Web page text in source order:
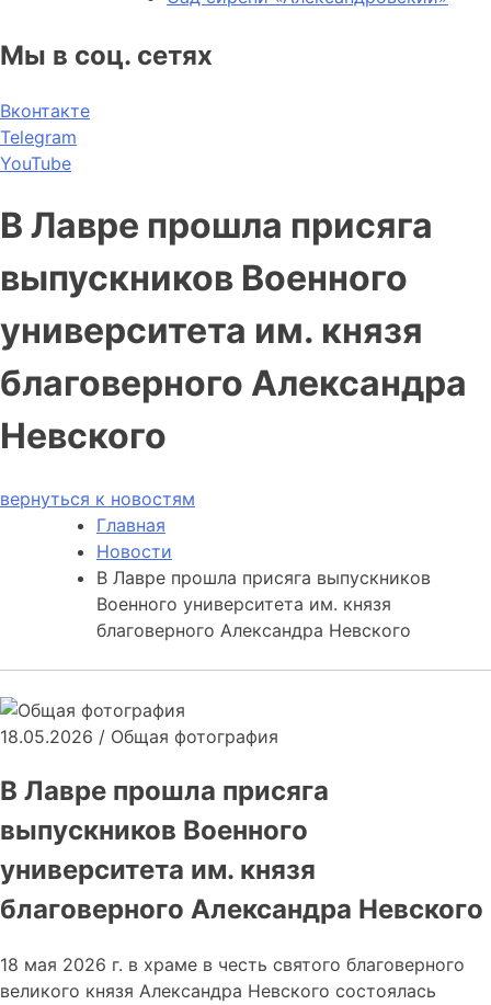
Мы в соц. сетях
Вконтакте
Telegram
YouTube
В Лавре прошла присяга
выпускников Военного
университета им. князя
благоверного Александра
Невского
вернуться к новостям
Главная
Новости
В Лавре прошла присяга выпускников
Военного университета им. князя
благоверного Александра Невского
18.05.2026 / Общая фотография
В Лавре прошла присяга
выпускников Военного
университета им. князя
благоверного Александра Невского
18 мая 2026 г. в храме в честь святого благоверного
великого князя Александра Невского состоялась